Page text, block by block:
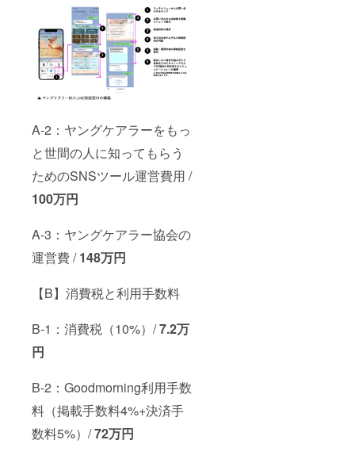
A-2：ヤングケアラーをもっ
と世間の人に知ってもらう
ためのSNSツール運営費用 /
100万円
A-3：ヤングケアラー協会の
運営費 /148万円
【B】消費税と利用手数料
B-1：消費税（10%）/7.2万
円
B-2：Goodmorning利用手数
料（掲載手数料4%+決済手
数料5%）/72万円